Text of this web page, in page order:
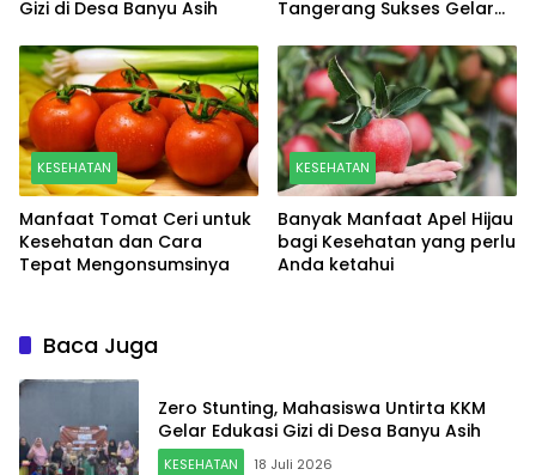
Gizi di Desa Banyu Asih
Tangerang Sukses Gelar
KESEHATAN
Manfaat Tomat Ceri untuk
Kesehatan dan Cara
Tepat Mengonsumsinya
KESEHATAN
Banyak Manfaat Apel Hijau
bagi Kesehatan yang perlu
Anda ketahui
Baca Juga
Zero Stunting, Mahasiswa Untirta KKM
Gelar Edukasi Gizi di Desa Banyu Asih
KESEHATAN 18 Juli 2026